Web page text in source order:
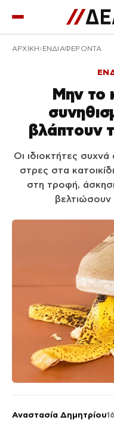
ΑΡΧΙΚΉ ΕΝΔΙΑΦΕΡΟΝΤΑ
Μην το
βλάπτουν
Οι ιδιοκτήτες
στρες στα
στη τροφή,
Αναστασία Δημητρίου